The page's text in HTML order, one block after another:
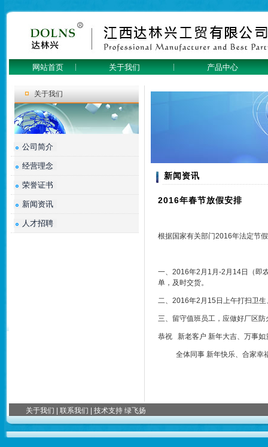
网站首页 关于我们 产品中心
关于我们
公司简介
经营理念
荣誉证书
新闻资讯
人才招聘
新闻资讯
2016年春节放假安排
根据国家有关部门2016年法定节
一、2016年2月1月-2月14日（即
单，及时交货。
二、2016年2月15日上午打扫卫
三、留守值班员工，应做好厂区
恭祝 新老客户 新年大吉、万事如
全体同事 新年快乐、合家幸
关于我们 |联系我们 | 技术支持绿飞扬